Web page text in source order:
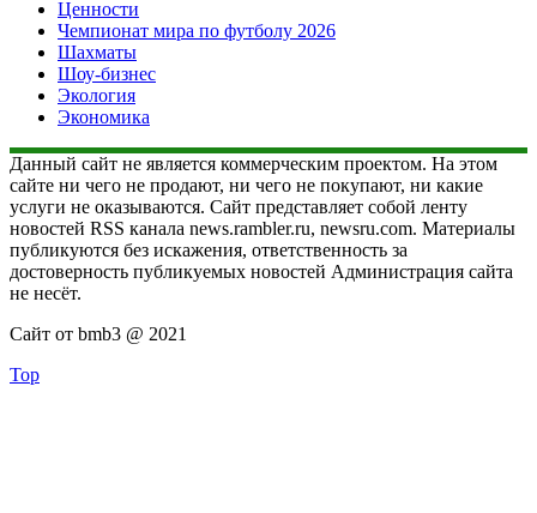
Ценности
Чемпионат мира по футболу 2026
Шахматы
Шоу-бизнес
Экология
Экономика
Данный сайт не является коммерческим проектом. На этом
сайте ни чего не продают, ни чего не покупают, ни какие
услуги не оказываются. Сайт представляет собой ленту
новостей RSS канала news.rambler.ru, newsru.com. Материалы
публикуются без искажения, ответственность за
достоверность публикуемых новостей Администрация сайта
не несёт.
Сайт от bmb3 @ 2021
Top